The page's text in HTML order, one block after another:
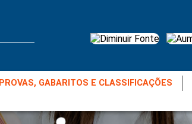
PROVAS, GABARITOS E CLASSIFICAÇÕES